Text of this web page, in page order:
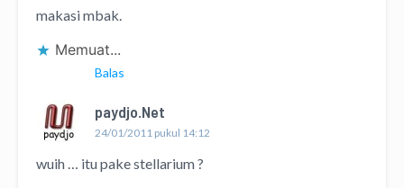
makasi mbak.
Memuat...
Balas
paydjo.Net
24/01/2011 pukul 14:12
wuih … itu pake stellarium ?